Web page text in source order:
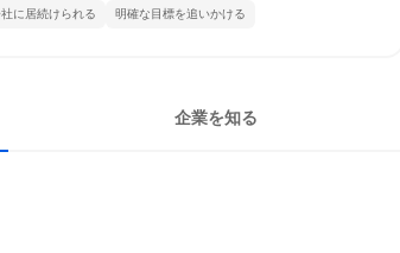
に居続けられる 明確な目標を追いかける
企業を知る